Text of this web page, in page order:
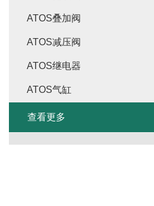
ATOS叠加阀
ATOS减压阀
ATOS继电器
ATOS气缸
查看更多